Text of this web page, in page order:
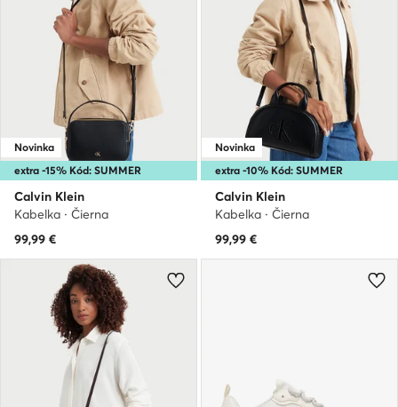
extra -15% Kód: SUMMER
Novinka
Calvin Klein
Kabelka · Čierna
99,99 €
extra -10% Kód: SUMMER
Novinka
Calvin Klein
Kabelka · Čierna
99,99 €